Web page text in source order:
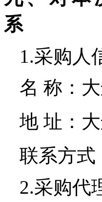
系
1.采购人
名 称：
地 址：
联系方式
2.采购代